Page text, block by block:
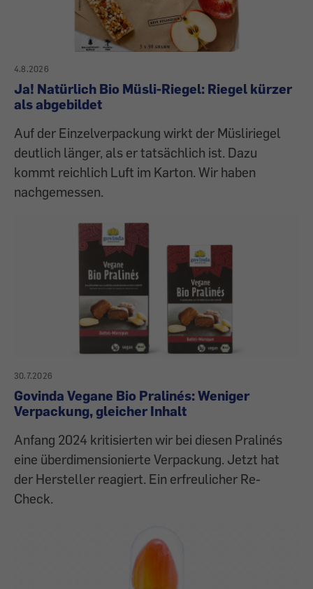
4.8.2026
Ja! Natürlich Bio Müsli-Riegel: Riegel kürzer
als abgebildet
Auf der Einzelverpackung wirkt der Müsliriegel
deutlich länger, als er tatsächlich ist. Dazu
kommt reichlich Luft im Karton. Wir haben
nachgemessen.
30.7.2026
Govinda Vegane Bio Pralinés: Weniger
Verpackung, gleicher Inhalt
Anfang 2024 kritisierten wir bei diesen Pralinés
eine überdimensionierte Verpackung. Jetzt hat
der Hersteller reagiert. Ein erfreulicher Re-
Check.